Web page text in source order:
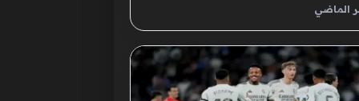
الماضي